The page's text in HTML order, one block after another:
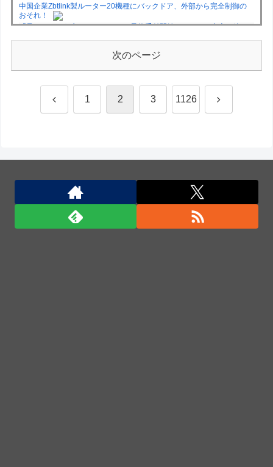
中国企業Zbtlink製ルーター20機種にバックドア、外部から完全制御の
おそれ！
「君たちはどう生きるか」Blu-ray予約受付開始！アフレコ台本や絵コ
★【ワートリ】今月新発売!!第27巻まとめ【コメント欄まとめます】
験㊳」【コメント欄まとめます】【しばらく固定記事です】
★【ワートリ】風間隊3人≒忍田単騎くらいのイメージかな
次のページ
前 1 2 3 1126 次